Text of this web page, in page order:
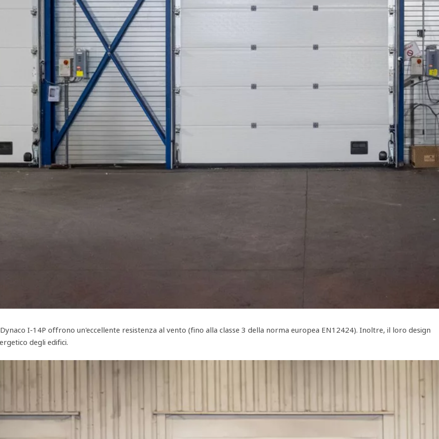
I-14P offrono un'eccellente resistenza al vento (fino alla classe 3 della norma europea EN12424). Inoltre, il loro design
degli edifici.